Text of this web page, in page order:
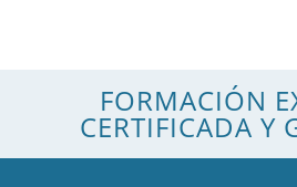
FORMACIÓN
CERTIFICADA Y